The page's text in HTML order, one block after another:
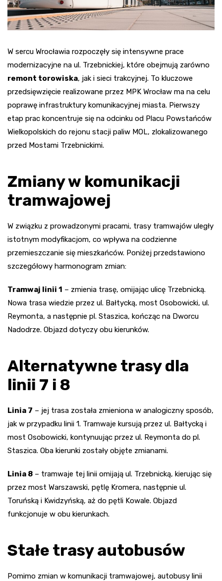
W sercu Wrocławia rozpoczęły się intensywne prace
modernizacyjne na ul. Trzebnickiej, które obejmują zarówno
remont torowiska, jak i sieci trakcyjnej. To kluczowe
przedsięwzięcie realizowane przez MPK Wrocław ma na celu
poprawę infrastruktury komunikacyjnej miasta. Pierwszy
etap prac koncentruje się na odcinku od Placu Powstańców
Wielkopolskich do rejonu stacji paliw MOL, zlokalizowanego
przed Mostami Trzebnickimi.
Zmiany w komunikacji
tramwajowej
W związku z prowadzonymi pracami, trasy tramwajów uległy
istotnym modyfikacjom, co wpływa na codzienne
przemieszczanie się mieszkańców. Poniżej przedstawiono
szczegółowy harmonogram zmian:
Tramwaj linii 1 – zmienia trasę, omijając ulicę Trzebnicką.
Nowa trasa wiedzie przez ul. Bałtycką, most Osobowicki, ul.
Reymonta, a następnie pl. Staszica, kończąc na Dworcu
Nadodrze. Objazd dotyczy obu kierunków.
Alternatywne trasy dla
linii 7 i 8
Linia 7 – jej trasa została zmieniona w analogiczny sposób,
jak w przypadku linii 1. Tramwaje kursują przez ul. Bałtycką i
most Osobowicki, kontynuując przez ul. Reymonta do pl.
Staszica. Oba kierunki zostały objęte zmianami.
Linia 8 – tramwaje tej linii omijają ul. Trzebnicką, kierując się
przez most Warszawski, pętlę Kromera, następnie ul.
Toruńską i Kwidzyńską, aż do pętli Kowale. Objazd
funkcjonuje w obu kierunkach.
Stałe trasy autobusów
Pomimo zmian w komunikacji tramwajowej, autobusy linii